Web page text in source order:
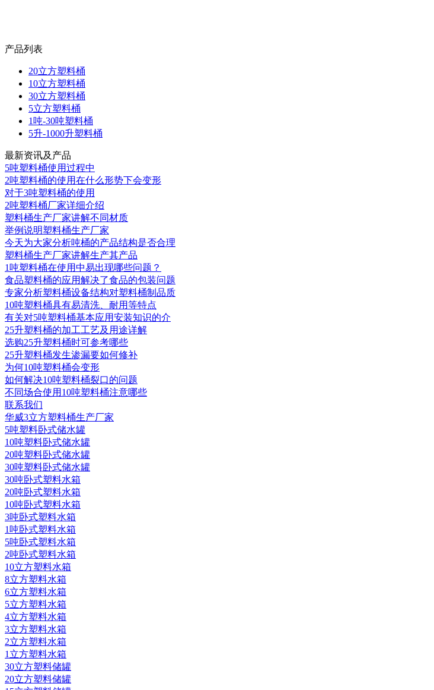
产品列表
20立方塑料桶
10立方塑料桶
30立方塑料桶
5立方塑料桶
1吨-30吨塑料桶
5升-1000升塑料桶
最新资讯及产品
5吨塑料桶使用过程中
2吨塑料桶的使用在什么形势下会变形
对于3吨塑料桶的使用
2吨塑料桶厂家详细介绍
塑料桶生产厂家讲解不同材质
举例说明塑料桶生产厂家
今天为大家分析吨桶的产品结构是否合理
塑料桶生产厂家讲解生产其产品
1吨塑料桶在使用中易出现哪些问题？
食品塑料桶的应用解决了食品的包装问题
专家分析塑料桶设备结构对塑料桶制品质
10吨塑料桶具有易清洗、耐用等特点
有关对5吨塑料桶基本应用安装知识的介
25升塑料桶的加工工艺及用途详解
选购25升塑料桶时可参考哪些
25升塑料桶发生渗漏要如何修补
为何10吨塑料桶会变形
如何解决10吨塑料桶裂口的问题
不同场合使用10吨塑料桶注意哪些
联系我们
华威3立方塑料桶生产厂家
5吨塑料卧式储水罐
10吨塑料卧式储水罐
20吨塑料卧式储水罐
30吨塑料卧式储水罐
30吨卧式塑料水箱
20吨卧式塑料水箱
10吨卧式塑料水箱
3吨卧式塑料水箱
1吨卧式塑料水箱
5吨卧式塑料水箱
2吨卧式塑料水箱
10立方塑料水箱
8立方塑料水箱
6立方塑料水箱
5立方塑料水箱
4立方塑料水箱
3立方塑料水箱
2立方塑料水箱
1立方塑料水箱
30立方塑料储罐
20立方塑料储罐